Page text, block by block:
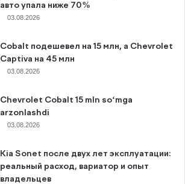
авто упала ниже 70%
03.08.2026
Cobalt подешевел на 15 млн, а Chevrolet
Captiva на 45 млн
03.08.2026
Chevrolet Cobalt 15 mln so‘mga
arzonlashdi
03.08.2026
Kia Sonet после двух лет эксплуатации:
реальный расход, вариатор и опыт
владельцев